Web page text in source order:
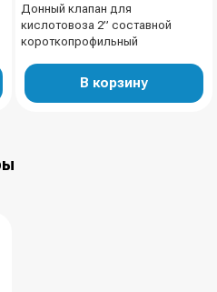
Донный клапан для
кислотовоза 2” составной
короткопрофильный
В корзину